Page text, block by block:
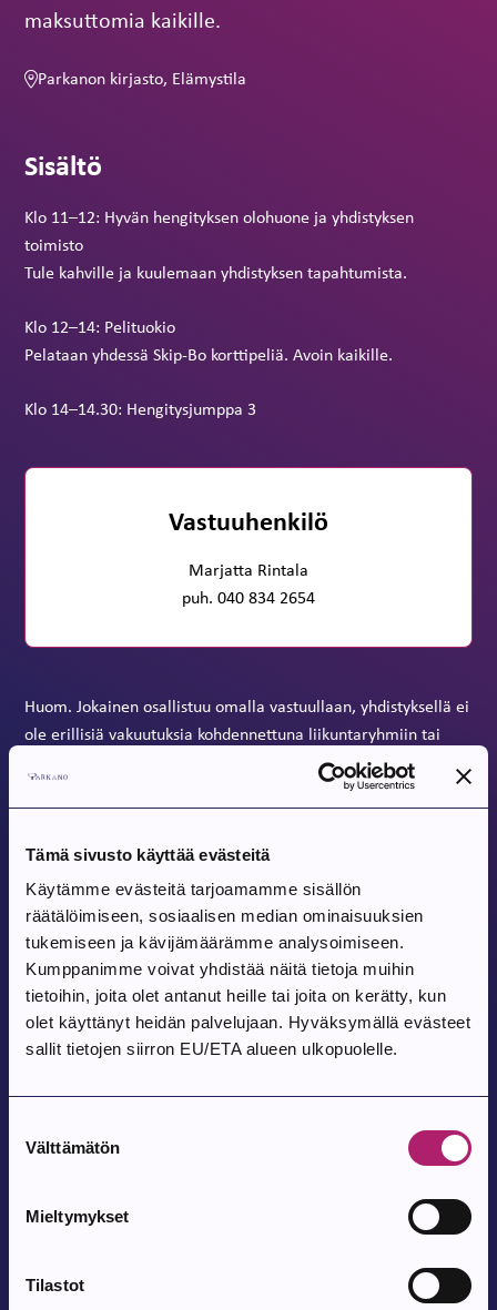
Tämä sivusto käyttää evästeitä
Käytämme evästeitä tarjoamamme sisällön
räätälöimiseen, sosiaalisen median ominaisuuksien
tukemiseen ja kävijämäärämme analysoimiseen.
Kumppanimme voivat yhdistää näitä tietoja muihin
tietoihin, joita olet antanut heille tai joita on kerätty, kun
olet käyttänyt heidän palvelujaan. Hyväksymällä evästeet
sallit tietojen siirron EU/ETA alueen ulkopuolelle.
valinta
Välttämätön
Mieltymykset
Tilastot
maksuttomia kaikille.
Parkanon kirjasto, Elämystila
Sisältö
Klo 11–12: Hyvän hengityksen olohuone ja yhdistyksen
toimisto
Tule kahville ja kuulemaan yhdistyksen tapahtumista.
Klo 12–14: Pelituokio
Pelataan yhdessä Skip-Bo korttipeliä. Avoin kaikille.
Klo 14–14.30: Hengitysjumppa 3
Vastuuhenkilö
Marjatta Rintala
puh. 040 834 2654
Huom. Jokainen osallistuu omalla vastuullaan, yhdistyksellä ei
ole erillisiä vakuutuksia kohdennettuna liikuntaryhmiin tai
Tulevat tapahtumat
Tapahtuma alkaa:
7.8.2026
Parkanon toriperjantai 7.8.
Parkanon tori
Tanssit Kovesjoen kylätalolla